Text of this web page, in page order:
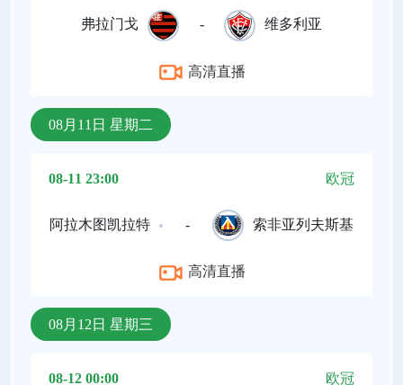
弗拉门戈 - 维多利亚
高清直播
08月11日 星期二
08-11 23:00 欧冠
阿拉木图凯拉特 - 索非亚列夫斯基
高清直播
08月12日 星期三
08-12 00:00 欧冠